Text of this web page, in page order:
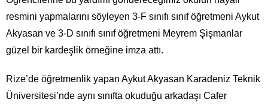
resmini yapmalarını söyleyen 3-F sınıfı sınıf öğretmeni Aykut
Akyasan ve 3-D sınıfı sınıf öğretmeni Meyrem Şişmanlar
güzel bir kardeşlik örneğine imza attı.
Rize’de öğretmenlik yapan Aykut Akyasan Karadeniz Teknik
Üniversitesi’nde aynı sınıfta okuduğu arkadaşı Cafer